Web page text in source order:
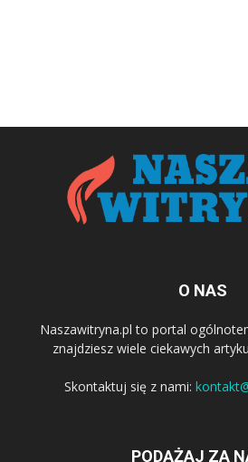
O NAS
Naszawitryna.pl to portal
znajdziesz wiele ciekawych
Skontaktuj się z nami:
PODĄŻAJ ZA